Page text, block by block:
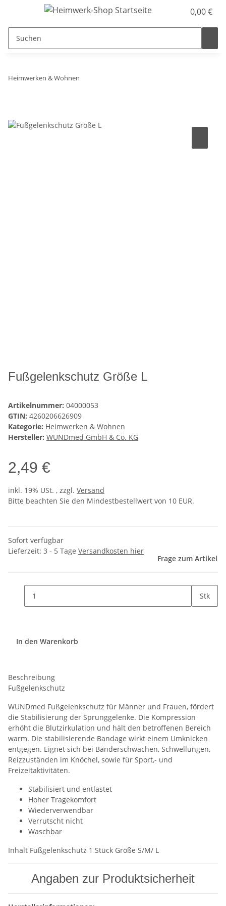
0,00 €
Heimwerken & Wohnen
Fußgelenkschutz Größe L
Artikelnummer: 04000053
GTIN: 4260206626909
Kategorie: Heimwerken & Wohnen
Hersteller: WUNDmed GmbH & Co. KG
2,49 €
inkl. 19% USt. , zzgl. Versand
Bitte beachten Sie den Mindestbestellwert von 10 EUR.
Sofort verfügbar
Lieferzeit: 3 - 5 Tage Versandkosten hier
Frage zum Artikel
Stk
In den Warenkorb
Beschreibung
Fußgelenkschutz
WUNDmed Fußgelenkschutz für Männer und Frauen, fördert
die Stabilisierung der Sprunggelenke. Die Kompression
erhöht die Blutzirkulation und hält den betroffenen Bereich
warm. Die stabilisierende Bandage wirkt einem Umknicken
entgegen. Eignet sich bei Bänderschwächen, Schwellungen,
Reizzuständen im Knöchel, sowie für Sport,- und
Freizeitaktivitäten.
Stabilisiert und entlastet
Hoher Tragekomfort
Wiederverwendbar
Verrutscht nicht
Waschbar
Inhalt Fußgelenkschutz 1 Stück Größe S/M/ L
Angaben zur Produktsicherheit